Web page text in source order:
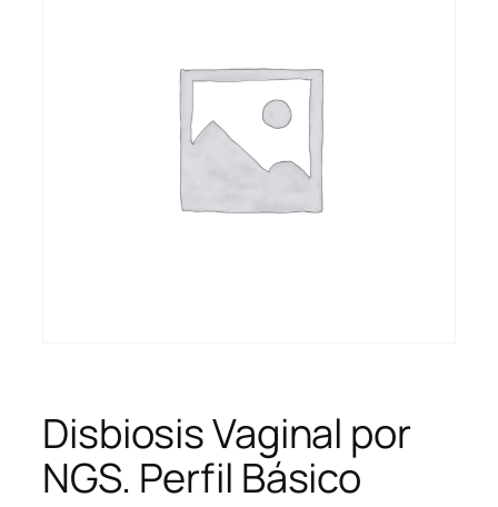
Disbiosis Vaginal por
NGS. Perfil Básico